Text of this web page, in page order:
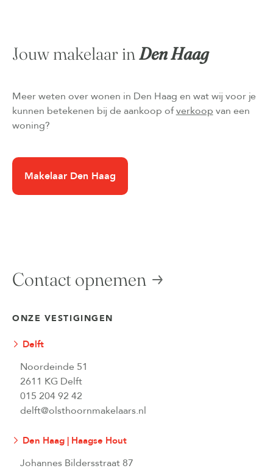
Jouw makelaar inDen Haag
Meer weten over wonen in Den Haag en wat wij voor je
kunnen betekenen bij de aankoop ofverkoop van een
woning?
Makelaar Den Haag
Contact opnemen
ONZE VESTIGINGEN
Delft
Noordeinde 51
2611 KG Delft
015 204 92 42
delft@olsthoornmakelaars.nl
Den Haag | Haagse Hout
Johannes Bildersstraat 87